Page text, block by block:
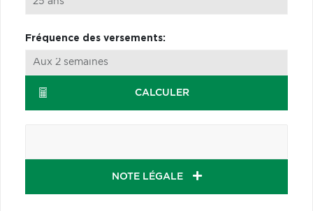
Fréquence des versements:
CALCULER
NOTE LÉGALE